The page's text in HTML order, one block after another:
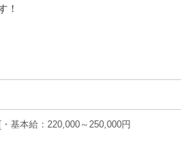
！
・基本給：220,000～250,000円